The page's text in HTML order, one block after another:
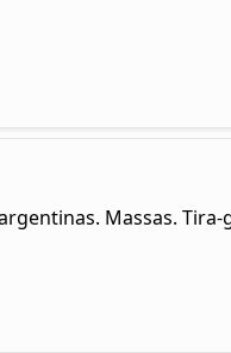
Massas.